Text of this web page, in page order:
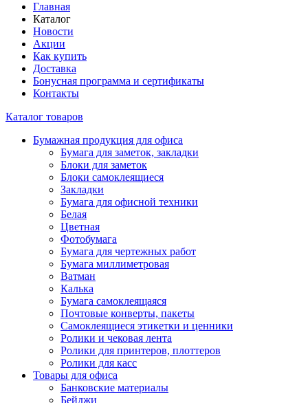
Главная
Каталог
Новости
Акции
Как купить
Доставка
Бонусная программа и сертификаты
Контакты
Каталог товаров
Бумажная продукция для офиса
Бумага для заметок, закладки
Блоки для заметок
Блоки самоклеящиеся
Закладки
Бумага для офисной техники
Белая
Цветная
Фотобумага
Бумага для чертежных работ
Бумага миллиметровая
Ватман
Калька
Бумага самоклеящаяся
Почтовые конверты, пакеты
Самоклеящиеся этикетки и ценники
Ролики и чековая лента
Ролики для принтеров, плоттеров
Ролики для касс
Товары для офиса
Банковские материалы
Бейджи